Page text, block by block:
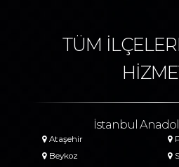
TÜM
İstanbul
Ataşehir
Beykoz